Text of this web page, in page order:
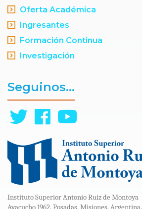
Oferta Académica
Ingresantes
Formación Continua
Investigación
Seguinos...
Instituto Superior Antonio Ruiz de Montoya
Ayacucho 1962. Posadas. Misiones. Argentina.